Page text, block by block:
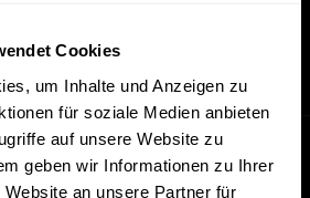
Cookies
um Inhalte und Anzeigen zu
für soziale Medien anbieten
auf unsere Website zu
geben wir Informationen zu Ihrer
an unsere Partner für
6020 Innsbruck